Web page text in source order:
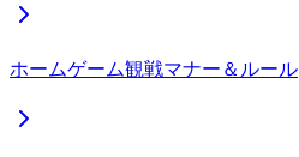
ホームゲーム観戦マナー＆ルール